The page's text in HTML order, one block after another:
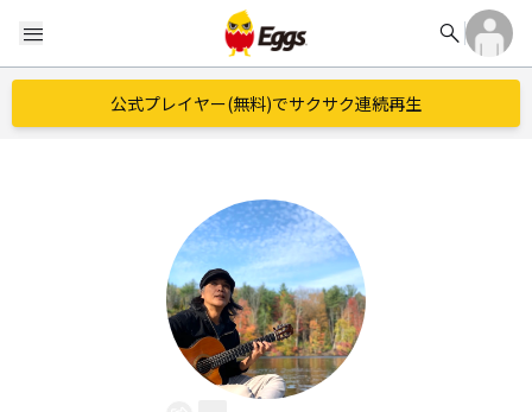
menu search
公式プレイヤー(無料)でサクサク連続再生